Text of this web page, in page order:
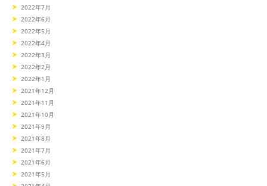
2022年7月
2022年6月
2022年5月
2022年4月
2022年3月
2022年2月
2022年1月
2021年12月
2021年11月
2021年10月
2021年9月
2021年8月
2021年7月
2021年6月
2021年5月